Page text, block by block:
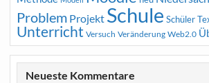
Problem Projekt Schule Schüler
Unterricht Versuch Veränderung Web2.0
Neueste Kommentare